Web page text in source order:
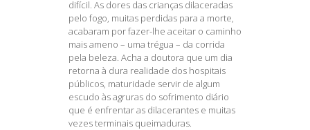
difícil. As dores das crianças dilaceradas
pelo fogo, muitas perdidas para a morte,
acabaram por fazer-lhe aceitar o caminho
mais ameno – uma trégua – da corrida
pela beleza. Acha a doutora que um dia
retorna à dura realidade dos hospitais
públicos, maturidade servir de algum
escudo às agruras do sofrimento diário
que é enfrentar as dilacerantes e muitas
vezes terminais queimaduras.